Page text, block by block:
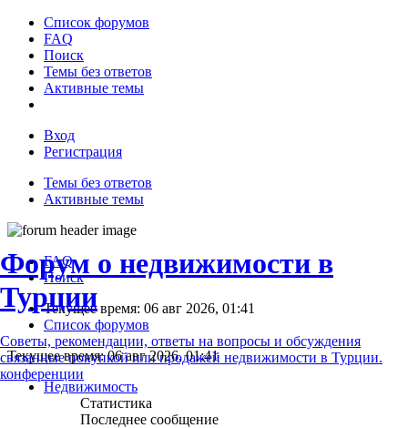
Список форумов
FAQ
Поиск
Темы без ответов
Активные темы
Вход
Регистрация
Темы без ответов
Активные темы
Форум о недвижимости в
Турции
Советы, рекомендации, ответы на вопросы и обсуждения
связанные покупкой или продажей недвижимости в Турции.
конференции
FAQ
Поиск
Текущее время: 06 авг 2026, 01:41
Список форумов
Текущее время: 06 авг 2026, 01:41
Недвижимость
Статистика
Последнее сообщение